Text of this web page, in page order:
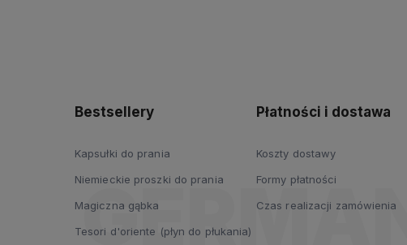
Bestsellery
Kapsułki do prania
Niemieckie proszki do prania
Magiczna gąbka
Tesori d'oriente (płyn do płukania)
Płatności i dostawa
Koszty dostawy
Formy płatności
Czas realizacji zamówienia